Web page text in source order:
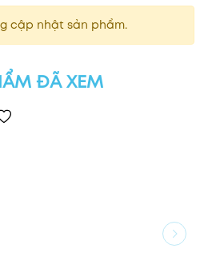
cập nhật sản phẩm.
ĐÃ XEM